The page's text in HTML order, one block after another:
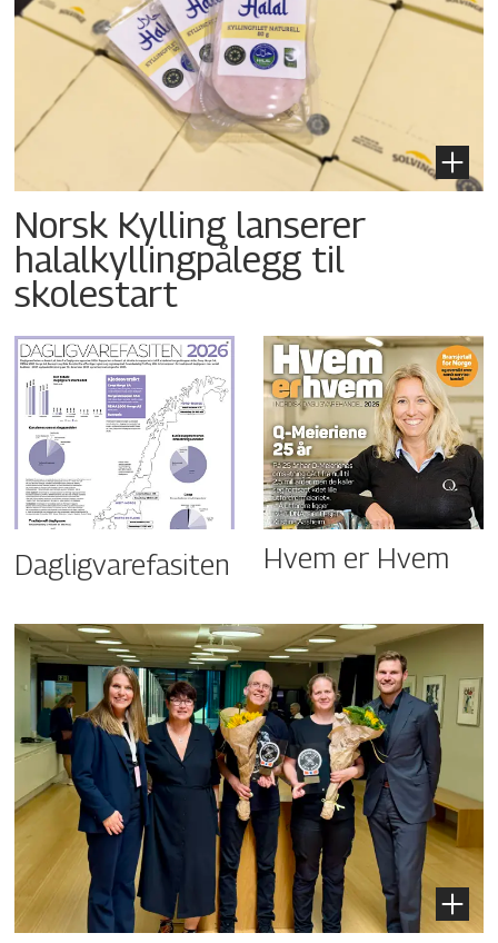
Norsk Kylling lanserer
halalkyllingpålegg til
skolestart
Dagligvarefasiten Hvem er Hvem